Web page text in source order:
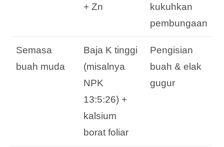
+ Zn
kukuhkan
pembungaan
Semasa
buah muda
Baja K tinggi
(misalnya
NPK
13:5:26) +
kalsium
borat foliar
Pengisian
buah & elak
gugur